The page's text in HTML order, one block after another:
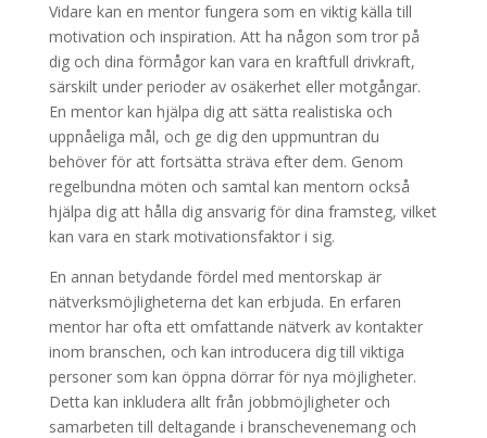
Vidare kan en mentor fungera som en viktig källa till
motivation och inspiration. Att ha någon som tror på
dig och dina förmågor kan vara en kraftfull drivkraft,
särskilt under perioder av osäkerhet eller motgångar.
En mentor kan hjälpa dig att sätta realistiska och
uppnåeliga mål, och ge dig den uppmuntran du
behöver för att fortsätta sträva efter dem. Genom
regelbundna möten och samtal kan mentorn också
hjälpa dig att hålla dig ansvarig för dina framsteg, vilket
kan vara en stark motivationsfaktor i sig.
En annan betydande fördel med mentorskap är
nätverksmöjligheterna det kan erbjuda. En erfaren
mentor har ofta ett omfattande nätverk av kontakter
inom branschen, och kan introducera dig till viktiga
personer som kan öppna dörrar för nya möjligheter.
Detta kan inkludera allt från jobbmöjligheter och
samarbeten till deltagande i branschevenemang och